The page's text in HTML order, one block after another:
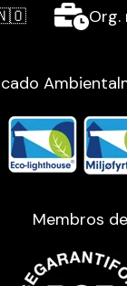
🇳🇴
Org.
Membros de